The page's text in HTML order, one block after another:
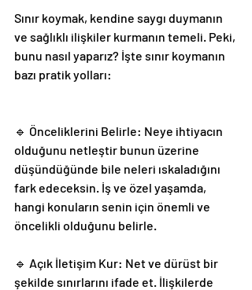
Sınır koymak, kendine saygı duymanın
ve sağlıklı ilişkiler kurmanın temeli. Peki,
bunu nasıl yaparız? İşte sınır koymanın
bazı pratik yolları:
🔹 Önceliklerini Belirle: Neye ihtiyacın
olduğunu netleştir bunun üzerine
düşündüğünde bile neleri ıskaladığını
fark edeceksin. İş ve özel yaşamda,
hangi konuların senin için önemli ve
öncelikli olduğunu belirle.
🔹 Açık İletişim Kur: Net ve dürüst bir
şekilde sınırlarını ifade et. İlişkilerde